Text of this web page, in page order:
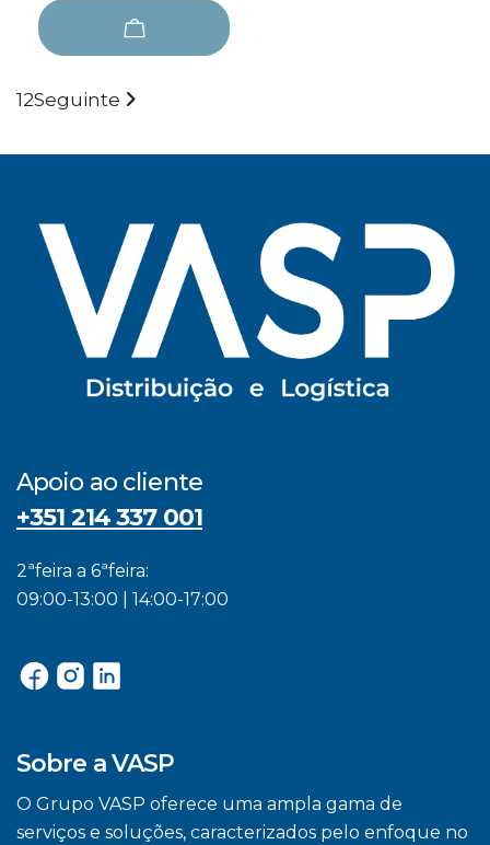
12Seguinte
Apoio ao cliente
+351 214 337 001
2ªfeira a 6ªfeira:
09:00-13:00 | 14:00-17:00
Sobre a VASP
O Grupo VASP oferece uma ampla gama de
serviços e soluções, caracterizados pelo enfoque no